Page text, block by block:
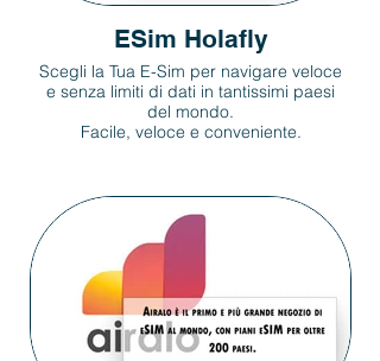
ESim Holafly
Scegli la Tua E-Sim per navigare veloce
e senza limiti di dati in tantissimi paesi
del mondo.
Facile, veloce e conveniente.